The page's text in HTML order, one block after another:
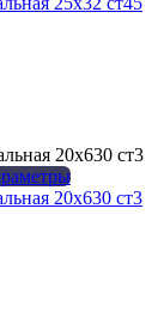
на
странице
товара.
Этот
товар
20х630 ст3